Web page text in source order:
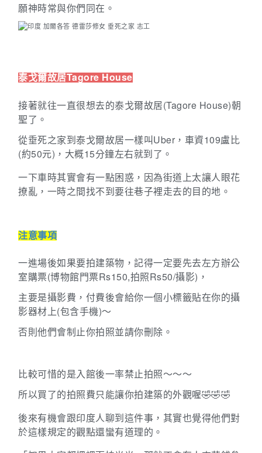
願神時常與你們同在。
泰戈爾故居Tagore House
接著就往一直很想去的泰戈爾故居(Tagore House)朝
聖了。
從垂死之家到泰戈爾故居一樣叫Uber ，車資109盧比
(約50元) ，大概15分鐘左右就到了。
一下車時其實會有一點困惑，因為街道上太讓人眼花
撩亂，一時之間找不到要往巷子裡走去的目的地。
注意事項
一進場後如果要拍建築物，記得一定要先去左方辦公
室購票(博物館門票Rs150,拍照Rs50/攝影) ，
主要是攝影費，付費後會給你一個小標籤貼在你的攝
影器材上(包含手機)～
否則他們會制止你拍照並請你刪除。
比較可惜的是入館後一率禁止拍照～～～
所以買了的拍照費只能讓你拍建築的外觀喔🤣🤣🤣
後來有機會跟印度人聊到這件事，其實也覺得他們對
於這樣規定的觀點還蠻有道理的。